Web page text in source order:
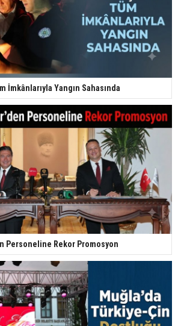
İmkânlarıyla Yangın Sahasında
Personeline Rekor Promosyon